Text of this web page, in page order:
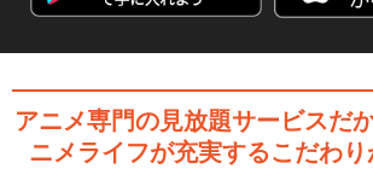
アニメ専門の見放題サービスだ
ニメライフが充実するこだわり